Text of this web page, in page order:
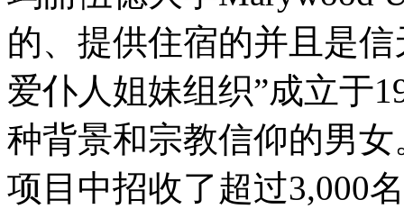
的、提供住宿的并且是
爱仆人姐妹组织”成立于
种背景和宗教信仰的男
项目中招收了超过3,000